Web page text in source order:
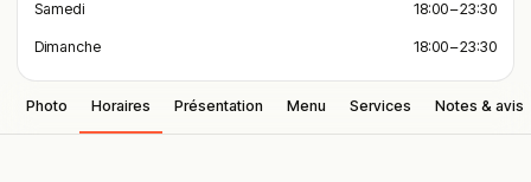
Samedi 18:00 – 23:30
Dimanche 18:00 – 23:30
Photo Horaires Présentation Menu Services Notes & avis